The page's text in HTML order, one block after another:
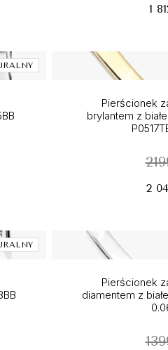
1
Pierścionek
brylantem z
2
Pierścionek
diamentem z